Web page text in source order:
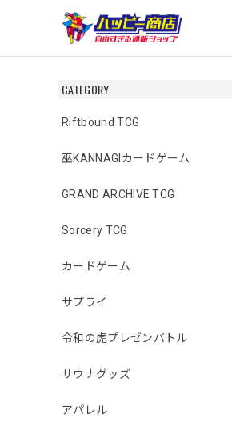
CATEGORY
Riftbound TCG
巫KANNAGIカードゲーム
GRAND ARCHIVE TCG
Sorcery TCG
カードゲーム
サプライ
令和の虎プレゼンバトル
サウナグッズ
アパレル